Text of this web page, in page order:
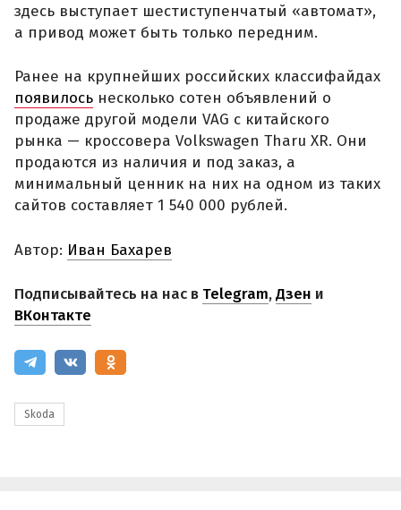
здесь выступает шестиступенчатый «автомат»,
а привод может быть только передним.
Ранее на крупнейших российских классифайдах
появилось несколько сотен объявлений о
продаже другой модели VAG с китайского
рынка — кроссовера Volkswagen Tharu XR. Они
продаются из наличия и под заказ, а
минимальный ценник на них на одном из таких
сайтов составляет 1 540 000 рублей.
Автор: Иван Бахарев
Подписывайтесь на нас в Telegram,Дзен и
ВКонтакте
Skoda